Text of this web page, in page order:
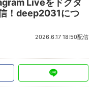
Liveをドクタ
！deep2031につ
2026.6.17 18:50配信